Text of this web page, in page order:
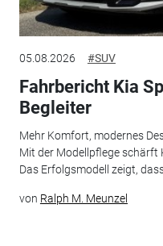
05.08.2026 #SUV
Fahrbericht Kia
Begleiter
Mehr Komfort, modernes
Mit der Modellpflege schärft
Das Erfolgsmodell zeigt,
von Ralph M. Meunzel